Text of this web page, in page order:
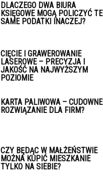
DLACZEGO DWA BIURA
KSIĘGOWE MOGĄ POLICZYĆ TE
SAME PODATKI INACZEJ?
CIĘCIE I GRAWEROWANIE
LASEROWE – PRECYZJA I
JAKOŚĆ NA NAJWYŻSZYM
POZIOMIE
KARTA PALIWOWA – CUDOWNE
ROZWIĄZANIE DLA FIRM?
CZY BĘDĄC W MAŁŻEŃSTWIE
MOŻNA KUPIĆ MIESZKANIE
TYLKO NA SIEBIE?